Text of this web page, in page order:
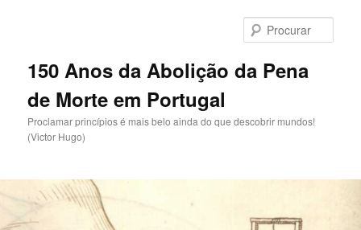
primário150 Anos da Abolição da Pena
de Morte em Portugal
Proclamar princípios é mais belo ainda do que descobrir mundos!
(Victor Hugo)